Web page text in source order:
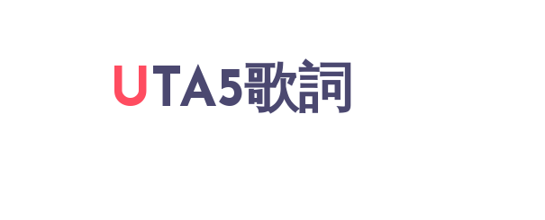
UTA5歌詞